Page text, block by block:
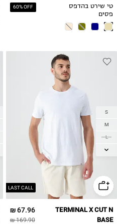
60% OFF
טי שירט בהדפס
פסים
LAST CALL
S
M
L
XL
67.96 ₪
169.90 ₪
TERMINAL X CUT N
BASE